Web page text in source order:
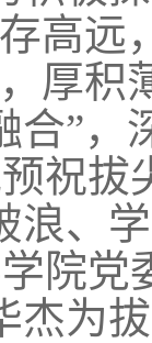
高远
厚积
合”，
祝拔
浪、
院党
杰为